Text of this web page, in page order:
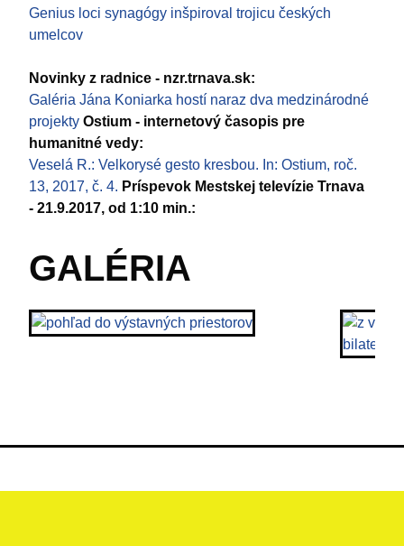
Genius loci synagógy inšpiroval trojicu českých
umelcov
Novinky z radnice - nzr.trnava.sk:
Galéria Jána Koniarka hostí naraz dva medzinárodné
projekty Ostium - internetový časopis pre
humanitné vedy:
Veselá R.: Velkorysé gesto kresbou. In: Ostium, roč.
13, 2017, č. 4. Príspevok Mestskej televízie Trnava
- 21.9.2017, od 1:10 min.:
GALÉRIA